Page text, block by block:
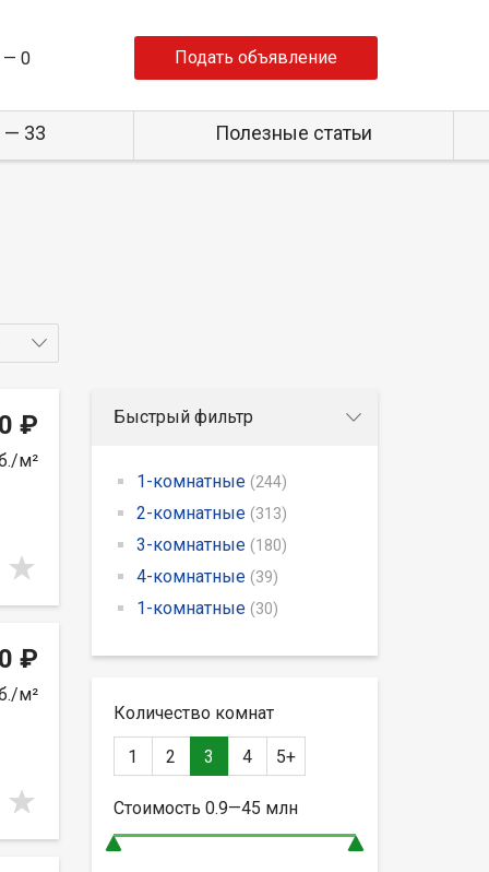
— 0 Подать объявление
— 33 Полезные статьи
₽
м²
₽
м²
Быстрый фильтр
1-комнатные (244)
2-комнатные (313)
3-комнатные (180)
4-комнатные (39)
1-комнатные (30)
Количество комнат
1 2 3 4 5+
Стоимость 0.9—45 млн